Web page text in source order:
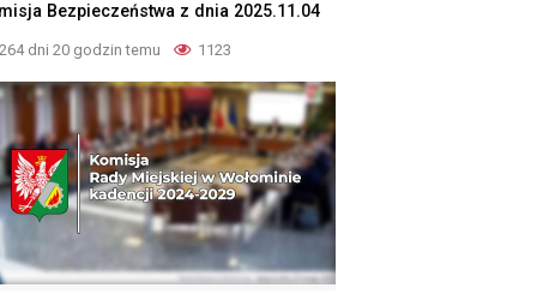
Bezpieczeństwa z dnia 2025.11.04
264 dni 20 godzin temu 1123